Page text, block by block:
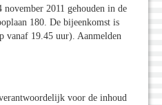
2011 gehouden in de
180. De bijeenkomst is
vanaf 19.45 uur). Aanmelden
voor de inhoud